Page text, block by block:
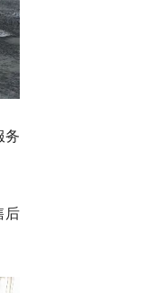
务
后